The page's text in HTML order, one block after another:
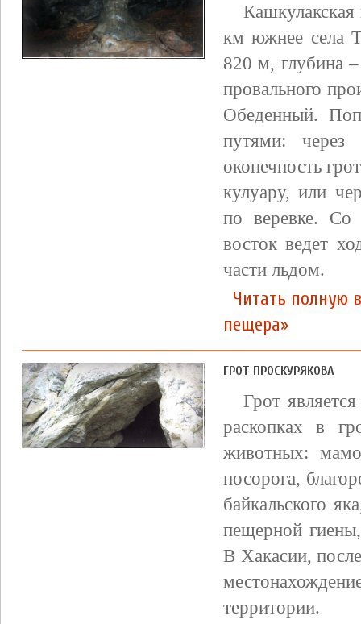
км южнее села
820 м, глубина
провального
Обеденный.
путями:
оконечность
кулуару, или
по веревке. Со
восток ведет
части льдом.
Читать полную
пещера»
ГРОТ ПРОСКУРЯКОВА
Грот
раскопках в
животных:
носорога,
байкальского
пещерной
В Хакасии,
территории.